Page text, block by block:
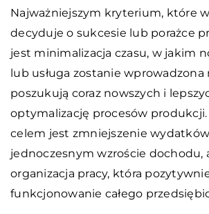
Najważniejszym kryterium, które
decyduje o sukcesie lub porażce
jest minimalizacja czasu, w jakim
lub usługa zostanie wprowadzona
poszukują coraz nowszych i
optymalizację procesów produkcji.
celem jest zmniejszenie
jednoczesnym wzroście dochodu,
organizacja pracy, która
funkcjonowanie całego